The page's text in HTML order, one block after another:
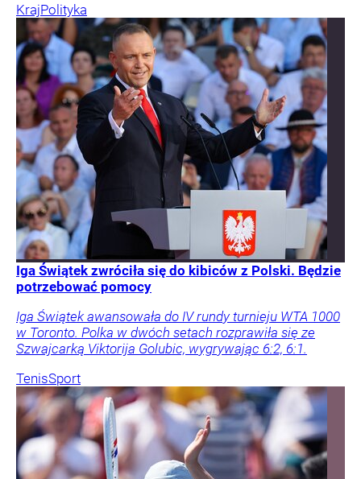
KrajPolityka
Iga Świątek zwróciła się do kibiców z Polski. Będzie
potrzebować pomocy
Iga Świątek awansowała do IV rundy turnieju WTA 1000
w Toronto. Polka w dwóch setach rozprawiła się ze
Szwajcarką Viktorija Golubic, wygrywając 6:2, 6:1.
TenisSport